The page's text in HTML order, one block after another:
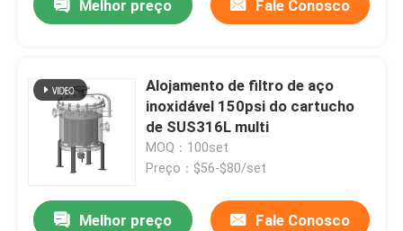
Melhor preço Fale Conosco
Alojamento de filtro de aço
inoxidável 150psi do cartucho
de SUS316L multi
MOQ：100set
Preço：$56-$80/set
Melhor preço Fale Conosco